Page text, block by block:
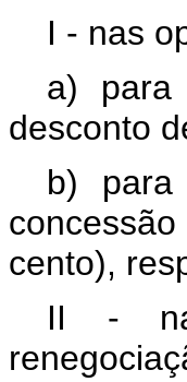
I - nas
a) para
desconto
b)
cento),
II -